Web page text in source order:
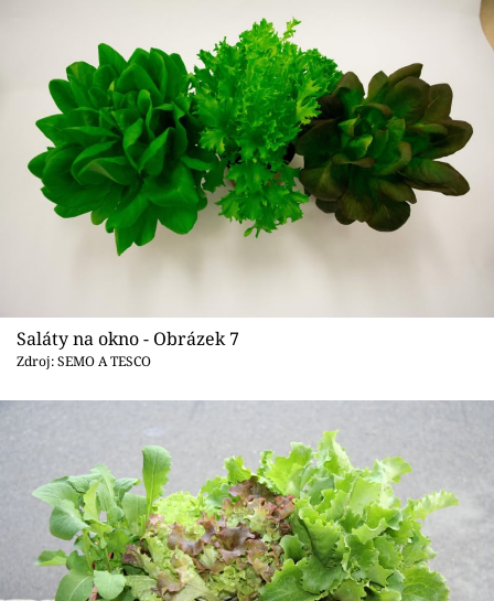
Saláty na okno - Obrázek 7
Zdroj: SEMO A TESCO